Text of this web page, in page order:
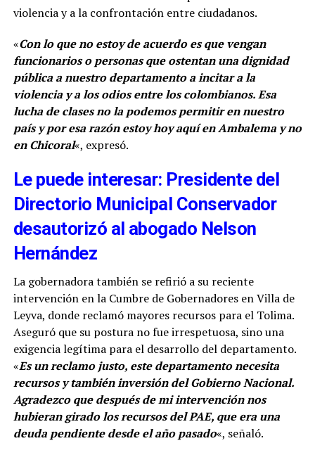
violencia y a la confrontación entre ciudadanos.
«Con lo que no estoy de acuerdo es que vengan
funcionarios o personas que ostentan una dignidad
pública a nuestro departamento a incitar a la
violencia y a los odios entre los colombianos. Esa
lucha de clases no la podemos permitir en nuestro
país y por esa razón estoy hoy aquí en Ambalema y no
en Chicoral«, expresó.
Le puede interesar: Presidente del
Directorio Municipal Conservador
desautorizó al abogado Nelson
Hernández
La gobernadora también se refirió a su reciente
intervención en la Cumbre de Gobernadores en Villa de
Leyva, donde reclamó mayores recursos para el Tolima.
Aseguró que su postura no fue irrespetuosa, sino una
exigencia legítima para el desarrollo del departamento.
«Es un reclamo justo, este departamento necesita
recursos y también inversión del Gobierno Nacional.
Agradezco que después de mi intervención nos
hubieran girado los recursos del PAE, que era una
deuda pendiente desde el año pasado«, señaló.